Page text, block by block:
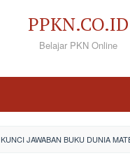
PPKN.CO.ID
Belajar PKN Online
KUNCI JAWABAN BUKU DUNIA